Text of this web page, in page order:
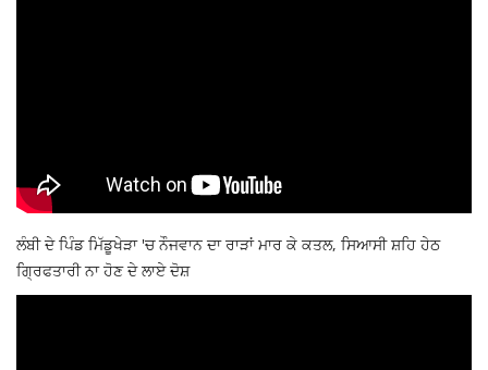
ਲੰਬੀ ਦੇ ਪਿੰਡ ਮਿੱਡੂਖੇੜਾ 'ਚ ਨੌਜਵਾਨ ਦਾ ਰਾੜਾਂ ਮਾਰ ਕੇ ਕਤਲ, ਸਿਆਸੀ ਸ਼ਹਿ ਹੇਠ
ਗ੍ਰਿਫਤਾਰੀ ਨਾ ਹੋਣ ਦੇ ਲਾਏ ਦੋਸ਼